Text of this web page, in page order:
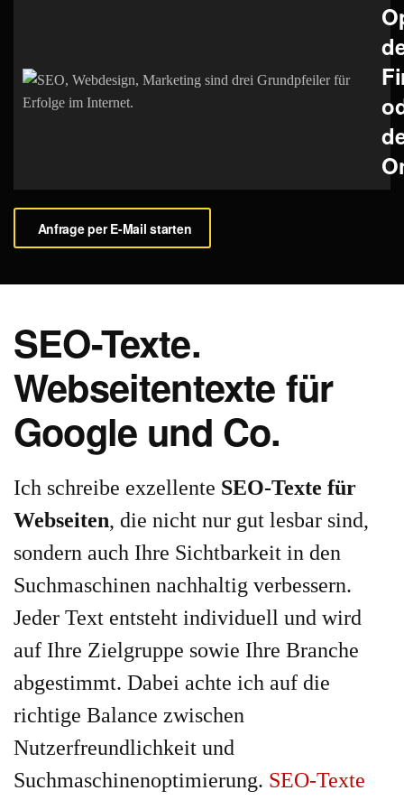
Anfrage per E-Mail starten
SEO-Texte.
Webseitentexte für
Google und Co.
Ich schreibe exzellente SEO-Texte für
Webseiten, die nicht nur gut lesbar sind,
sondern auch Ihre Sichtbarkeit in den
Suchmaschinen nachhaltig verbessern.
Jeder Text entsteht individuell und wird
auf Ihre Zielgruppe sowie Ihre Branche
abgestimmt. Dabei achte ich auf die
richtige Balance zwischen
Nutzerfreundlichkeit und
Suchmaschinenoptimierung. SEO-Texte